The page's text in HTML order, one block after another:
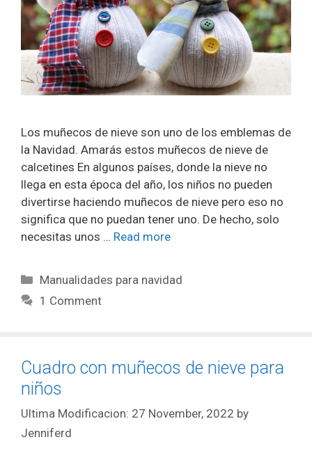
Los muñecos de nieve son uno de los emblemas de
la Navidad. Amarás estos muñecos de nieve de
calcetines En algunos países, donde la nieve no
llega en esta época del año, los niños no pueden
divertirse haciendo muñecos de nieve pero eso no
significa que no puedan tener uno. De hecho, solo
necesitas unos … Read more
Manualidades para navidad
1 Comment
Cuadro con muñecos de nieve para
niños
27 November, 2022 by
Jenniferd